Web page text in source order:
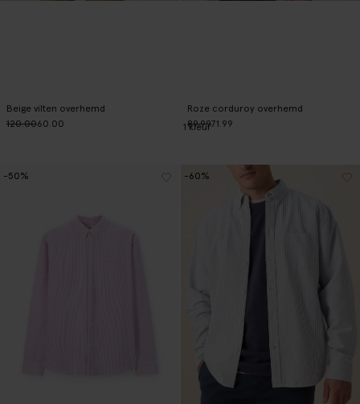
Beige vilten overhemd
120.0060.00
Roze corduroy overhemd
89.9971.99
1kleur
-50% -60%